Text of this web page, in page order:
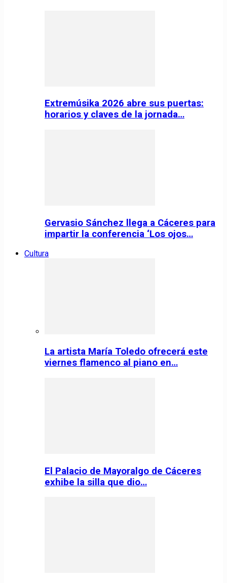
Extremúsika 2026 abre sus puertas:
horarios y claves de la jornada…
Gervasio Sánchez llega a Cáceres para
impartir la conferencia ‘Los ojos…
Cultura
La artista María Toledo ofrecerá este
viernes flamenco al piano en…
El Palacio de Mayoralgo de Cáceres
exhibe la silla que dio…